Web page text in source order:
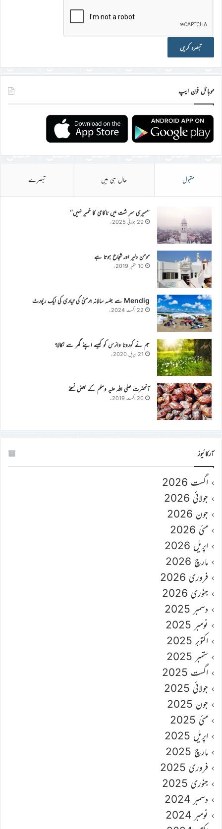
موبائل فون ایپ
مقبول حال ہی میں تبصرے
’’میری سر شت میں ناکامی کا خمیر نہیں‘‘
29 جولائی 2025ء
مومن دلیر اور شجاع ہوتا ہے
10 ستمبر 2019ء
Mendig سے جلسہ سالانہ جرمنی کی تیاری کی ایک رپورٹ
22 اگست 2024ء
ہم نے کورونا وائرس کو کیسے اپنے گھر سے نکالا؟
21 اپریل 2020ء
آنحضرت صلی اللہ علیہ وسلم کے بعض نسخے
20 اگست 2019ء
آرکائیوز
اگست 2026
جولائی 2026
جون 2026
مئی 2026
اپریل 2026
مارچ 2026
فروری 2026
جنوری 2026
دسمبر 2025
نومبر 2025
اکتوبر 2025
ستمبر 2025
اگست 2025
جولائی 2025
جون 2025
مئی 2025
اپریل 2025
مارچ 2025
فروری 2025
جنوری 2025
دسمبر 2024
نومبر 2024